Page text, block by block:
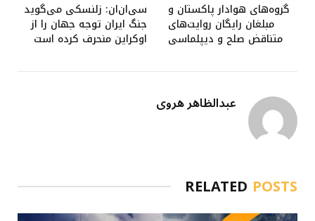
گروه‌های هوادار پاکستان و
مبلغان رایگان روایت‌های
متناقض صلح و دیپلماسی
سی‌ان‌ان: زلنسکی می‌گوید
جنگ ایران توجه جهان را از
اوکراین منحرف کرده است
عبدالظاهر هروی
RELATED POSTS